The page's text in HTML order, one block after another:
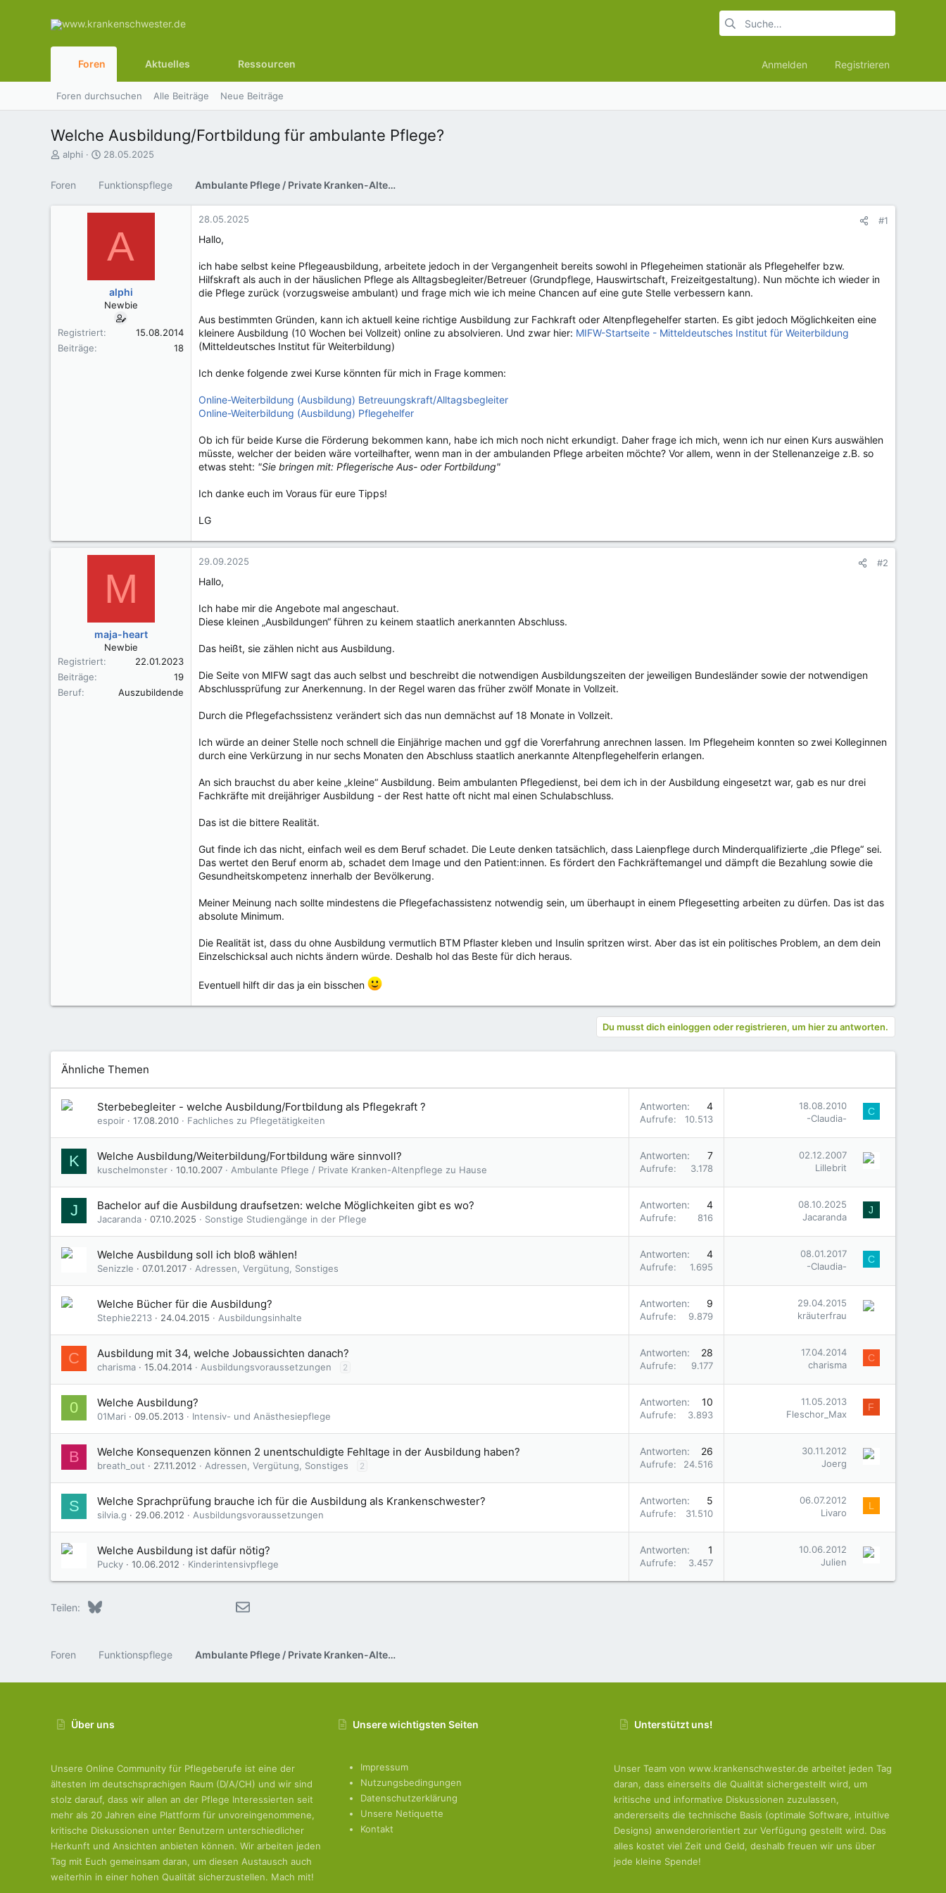
Foren Aktuelles Ressourcen Anmelden Registrieren
Foren durchsuchen Alle Beiträge Neue Beiträge
Welche Ausbildung/Fortbildung für ambulante Pflege?
E
t
e
alphi
E
t
e
28.05.2025
Foren Funktionspflege Ambulante Pflege / Private Kranken-Altenpflege zu Hause
A
alphi
Newbie
Registriert
15.08.2014
Beiträge
18
28.05.2025 #1
Hallo,
ich habe selbst keine Pflegeausbildung, arbeitete jedoch in der Vergangenheit bereits sowohl in Pflegeheimen stationär als Pflegehelfer bzw.
Hilfskraft als auch in der häuslichen Pflege als Alltagsbegleiter/Betreuer (Grundpflege, Hauswirtschaft, Freizeitgestaltung). Nun möchte ich wieder in
die Pflege zurück (vorzugsweise ambulant) und frage mich wie ich meine Chancen auf eine gute Stelle verbessern kann.
Aus bestimmten Gründen, kann ich aktuell keine richtige Ausbildung zur Fachkraft oder Altenpflegehelfer starten. Es gibt jedoch Möglichkeiten eine
kleinere Ausbildung (10 Wochen bei Vollzeit) online zu absolvieren. Und zwar hier: MIFW-Startseite - Mitteldeutsches Institut für Weiterbildung
(Mitteldeutsches Institut für Weiterbildung)
Ich denke folgende zwei Kurse könnten für mich in Frage kommen:
Online-Weiterbildung (Ausbildung) Betreuungskraft/Alltagsbegleiter
Online-Weiterbildung (Ausbildung) Pflegehelfer
Ob ich für beide Kurse die Förderung bekommen kann, habe ich mich noch nicht erkundigt. Daher frage ich mich, wenn ich nur einen Kurs auswählen
müsste, welcher der beiden wäre vorteilhafter, wenn man in der ambulanden Pflege arbeiten möchte? Vor allem, wenn in der Stellenanzeige z.B. so
etwas steht: "Sie bringen mit: Pflegerische Aus- oder Fortbildung"
Ich danke euch im Voraus für eure Tipps!
LG
M
maja-heart
Newbie
Registriert
22.01.2023
Beiträge
19
Beruf
Auszubildende
29.09.2025 #2
Hallo,
Ich habe mir die Angebote mal angeschaut.
Diese kleinen „Ausbildungen“ führen zu keinem staatlich anerkannten Abschluss.
Das heißt, sie zählen nicht aus Ausbildung.
Die Seite von MIFW sagt das auch selbst und beschreibt die notwendigen Ausbildungszeiten der jeweiligen Bundesländer sowie der notwendigen
Abschlussprüfung zur Anerkennung. In der Regel waren das früher zwölf Monate in Vollzeit.
Durch die Pflegefachssistenz verändert sich das nun demnächst auf 18 Monate in Vollzeit.
Ich würde an deiner Stelle noch schnell die Einjährige machen und ggf die Vorerfahrung anrechnen lassen. Im Pflegeheim konnten so zwei Kolleginnen
durch eine Verkürzung in nur sechs Monaten den Abschluss staatlich anerkannte Altenpflegehelferin erlangen.
An sich brauchst du aber keine „kleine“ Ausbildung. Beim ambulanten Pflegedienst, bei dem ich in der Ausbildung eingesetzt war, gab es nur drei
Fachkräfte mit dreijähriger Ausbildung - der Rest hatte oft nicht mal einen Schulabschluss.
Das ist die bittere Realität.
Gut finde ich das nicht, einfach weil es dem Beruf schadet. Die Leute denken tatsächlich, dass Laienpflege durch Minderqualifizierte „die Pflege“ sei.
Das wertet den Beruf enorm ab, schadet dem Image und den Patient:innen. Es fördert den Fachkräftemangel und dämpft die Bezahlung sowie die
Gesundheitskompetenz innerhalb der Bevölkerung.
Meiner Meinung nach sollte mindestens die Pflegefachassistenz notwendig sein, um überhaupt in einem Pflegesetting arbeiten zu dürfen. Das ist das
absolute Minimum.
Die Realität ist, dass du ohne Ausbildung vermutlich BTM Pflaster kleben und Insulin spritzen wirst. Aber das ist ein politisches Problem, an dem dein
Einzelschicksal auch nichts ändern würde. Deshalb hol das Beste für dich heraus.
Eventuell hilft dir das ja ein bisschen
Du musst dich einloggen oder registrieren, um hier zu antworten.
Ähnliche Themen
Sterbebegleiter - welche Ausbildung/Fortbildung als Pflegekraft ?
espoir 17.08.2010 Fachliches zu Pflegetätigkeiten
Antworten 4
Aufrufe 10.513
18.08.2010
-Claudia-
C
K Welche Ausbildung/Weiterbildung/Fortbildung wäre sinnvoll?
kuschelmonster 10.10.2007 Ambulante Pflege / Private Kranken-Altenpflege zu Hause
Antworten 7
Aufrufe 3.178
02.12.2007
Lillebrit
J Bachelor auf die Ausbildung draufsetzen: welche Möglichkeiten gibt es wo?
Jacaranda 07.10.2025 Sonstige Studiengänge in der Pflege
Antworten 4
Aufrufe 816
08.10.2025
Jacaranda
J
Welche Ausbildung soll ich bloß wählen!
Senizzle 07.01.2017 Adressen, Vergütung, Sonstiges
Antworten 4
Aufrufe 1.695
08.01.2017
-Claudia-
C
Welche Bücher für die Ausbildung?
Stephie2213 24.04.2015 Ausbildungsinhalte
Antworten 9
Aufrufe 9.879
29.04.2015
kräuterfrau
C Ausbildung mit 34, welche Jobaussichten danach?
charisma 15.04.2014 Ausbildungsvoraussetzungen 2
Antworten 28
Aufrufe 9.177
17.04.2014
charisma
C
0 Welche Ausbildung?
01Mari 09.05.2013 Intensiv- und Anästhesiepflege
Antworten 10
Aufrufe 3.893
11.05.2013
Fleschor_Max
F
B Welche Konsequenzen können 2 unentschuldigte Fehltage in der Ausbildung haben?
breath_out 27.11.2012 Adressen, Vergütung, Sonstiges 2
Antworten 26
Aufrufe 24.516
30.11.2012
Joerg
S Welche Sprachprüfung brauche ich für die Ausbildung als Krankenschwester?
silvia.g 29.06.2012 Ausbildungsvoraussetzungen
Antworten 5
Aufrufe 31.510
06.07.2012
Livaro
L
Welche Ausbildung ist dafür nötig?
Pucky 10.06.2012 Kinderintensivpflege
Antworten 1
Aufrufe 3.457
10.06.2012
Julien
Teilen: Bluesky WhatsApp
E-Mail
Foren Funktionspflege Ambulante Pflege / Private Kranken-Altenpflege zu Hause
Über uns
Unsere Online Community für Pflegeberufe ist eine der
ältesten im deutschsprachigen Raum (D/A/CH) und wir sind
stolz darauf, dass wir allen an der Pflege Interessierten seit
mehr als 20 Jahren eine Plattform für unvoreingenommene,
kritische Diskussionen unter Benutzern unterschiedlicher
Herkunft und Ansichten anbieten können. Wir arbeiten jeden
Tag mit Euch gemeinsam daran, um diesen Austausch auch
weiterhin in einer hohen Qualität sicherzustellen. Mach mit!
Unsere wichtigsten Seiten
Impressum
Nutzungsbedingungen
Datenschutzerklärung
Unsere Netiquette
Kontakt
Unterstützt uns!
Unser Team von www.krankenschwester.de arbeitet jeden Tag
daran, dass einerseits die Qualität sichergestellt wird, um
kritische und informative Diskussionen zuzulassen,
andererseits die technische Basis (optimale Software, intuitive
Designs) anwenderorientiert zur Verfügung gestellt wird. Das
alles kostet viel Zeit und Geld, deshalb freuen wir uns über
jede kleine Spende!